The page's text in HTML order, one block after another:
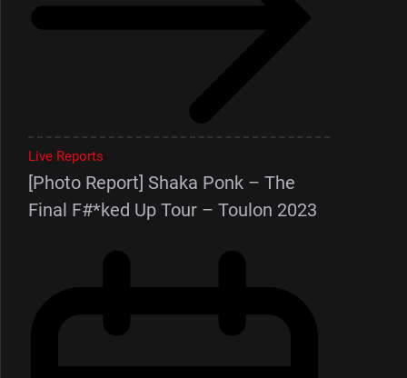
Live Reports
[Photo Report] Shaka Ponk – The
Final F#*ked Up Tour – Toulon 2023